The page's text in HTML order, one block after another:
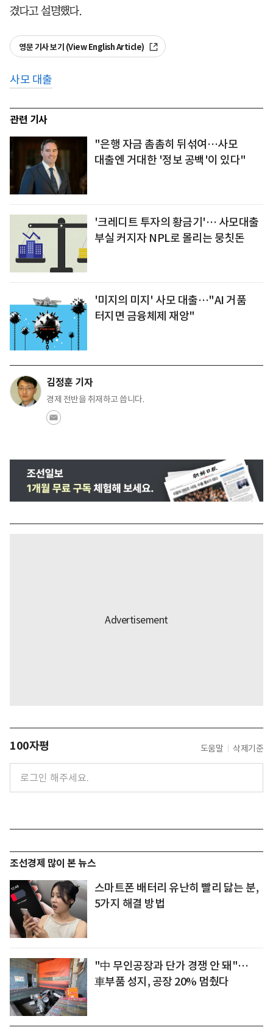
겼다고 설명했다.
영문 기사 보기 (View English Article)
사모 대출
관련 기사
"은행 자금 촘촘히 뒤섞여…사모
대출엔 거대한 '정보 공백'이 있다"
'크레디트 투자의 황금기'… 사모대출
부실 커지자 NPL로 몰리는 뭉칫돈
'미지의 미지' 사모 대출…"AI 거품
터지면 금융체제 재앙"
김정훈 기자
경제 전반을 취재하고 씁니다.
100자평 도움말 삭제기준
조선경제 많이 본 뉴스
스마트폰 배터리 유난히 빨리 닳는 분,
5가지 해결 방법
"中 무인공장과 단가 경쟁 안 돼"…
車부품 성지, 공장 20% 멈췄다